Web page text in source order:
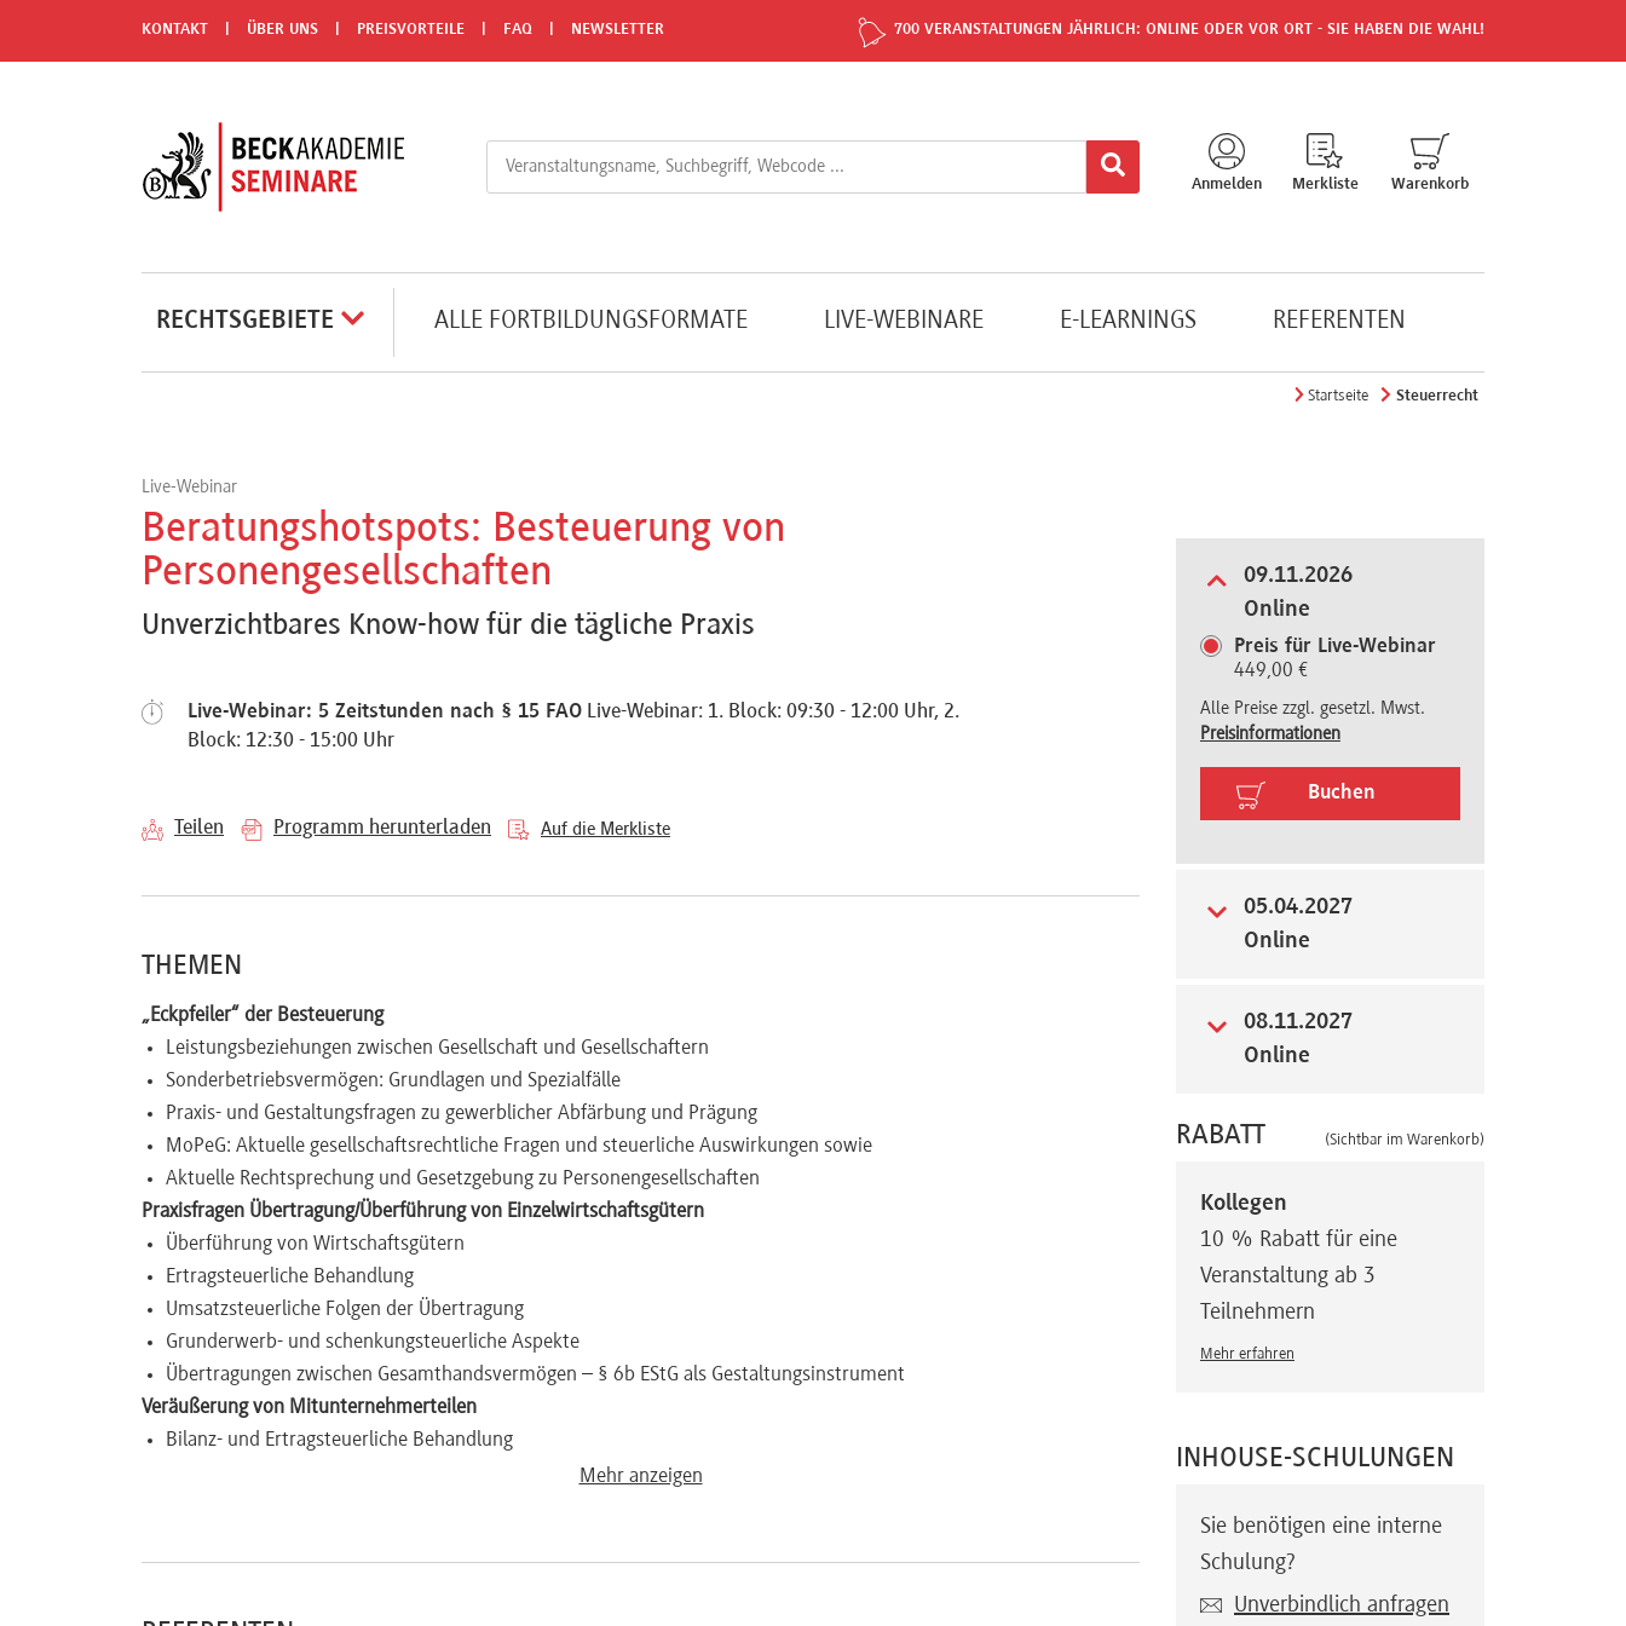
KONTAKT ÜBER UNS PREISVORTEILE FAQ NEWSLETTER 700 VERANSTALTUNGEN JÄHRLICH: ONLINE ODER VOR ORT - SIE HABEN DIE WAHL!
Anmelden Merkliste Warenkorb
RECHTSGEBIETE ALLE FORTBILDUNGSFORMATE LIVE-WEBINARE E-LEARNINGS REFERENTEN
Startseite Steuerrecht
Live-Webinar
Beratungshotspots: Besteuerung von
Personengesellschaften
Unverzichtbares Know-how für die tägliche Praxis
Live-Webinar: 5 Zeitstunden nach § 15 FAO Live-Webinar: 1. Block: 09:30 - 12:00 Uhr, 2.
Block: 12:30 - 15:00 Uhr
Teilen Programm herunterladen Auf die Merkliste
THEMEN
„Eckpfeiler“ der Besteuerung
Leistungsbeziehungen zwischen Gesellschaft und Gesellschaftern
Sonderbetriebsvermögen: Grundlagen und Spezialfälle
Praxis- und Gestaltungsfragen zu gewerblicher Abfärbung und Prägung
MoPeG: Aktuelle gesellschaftsrechtliche Fragen und steuerliche Auswirkungen sowie
Aktuelle Rechtsprechung und Gesetzgebung zu Personengesellschaften
Praxisfragen Übertragung/Überführung von Einzelwirtschaftsgütern
Überführung von Wirtschaftsgütern
Ertragsteuerliche Behandlung
Umsatzsteuerliche Folgen der Übertragung
Grunderwerb- und schenkungsteuerliche Aspekte
Übertragungen zwischen Gesamthandsvermögen – § 6b EStG als Gestaltungsinstrument
Veräußerung von Mitunternehmerteilen
Bilanz- und Ertragsteuerliche Behandlung
Probleme und Lösungen bei unterjähriger VeräußerungMehr anzeigen
09.11.2026
Online
Preis für Live-Webinar
449,00 €
Alle Preise zzgl. gesetzl. Mwst.
Preisinformationen
Buchen
05.04.2027
Online
08.11.2027
Online
RABATT (Sichtbar im Warenkorb)
Kollegen
10 % Rabatt für eine
Veranstaltung ab 3
Teilnehmern
Mehr erfahren
INHOUSE-SCHULUNGEN
Sie benötigen eine interne
Schulung?
Unverbindlich anfragen